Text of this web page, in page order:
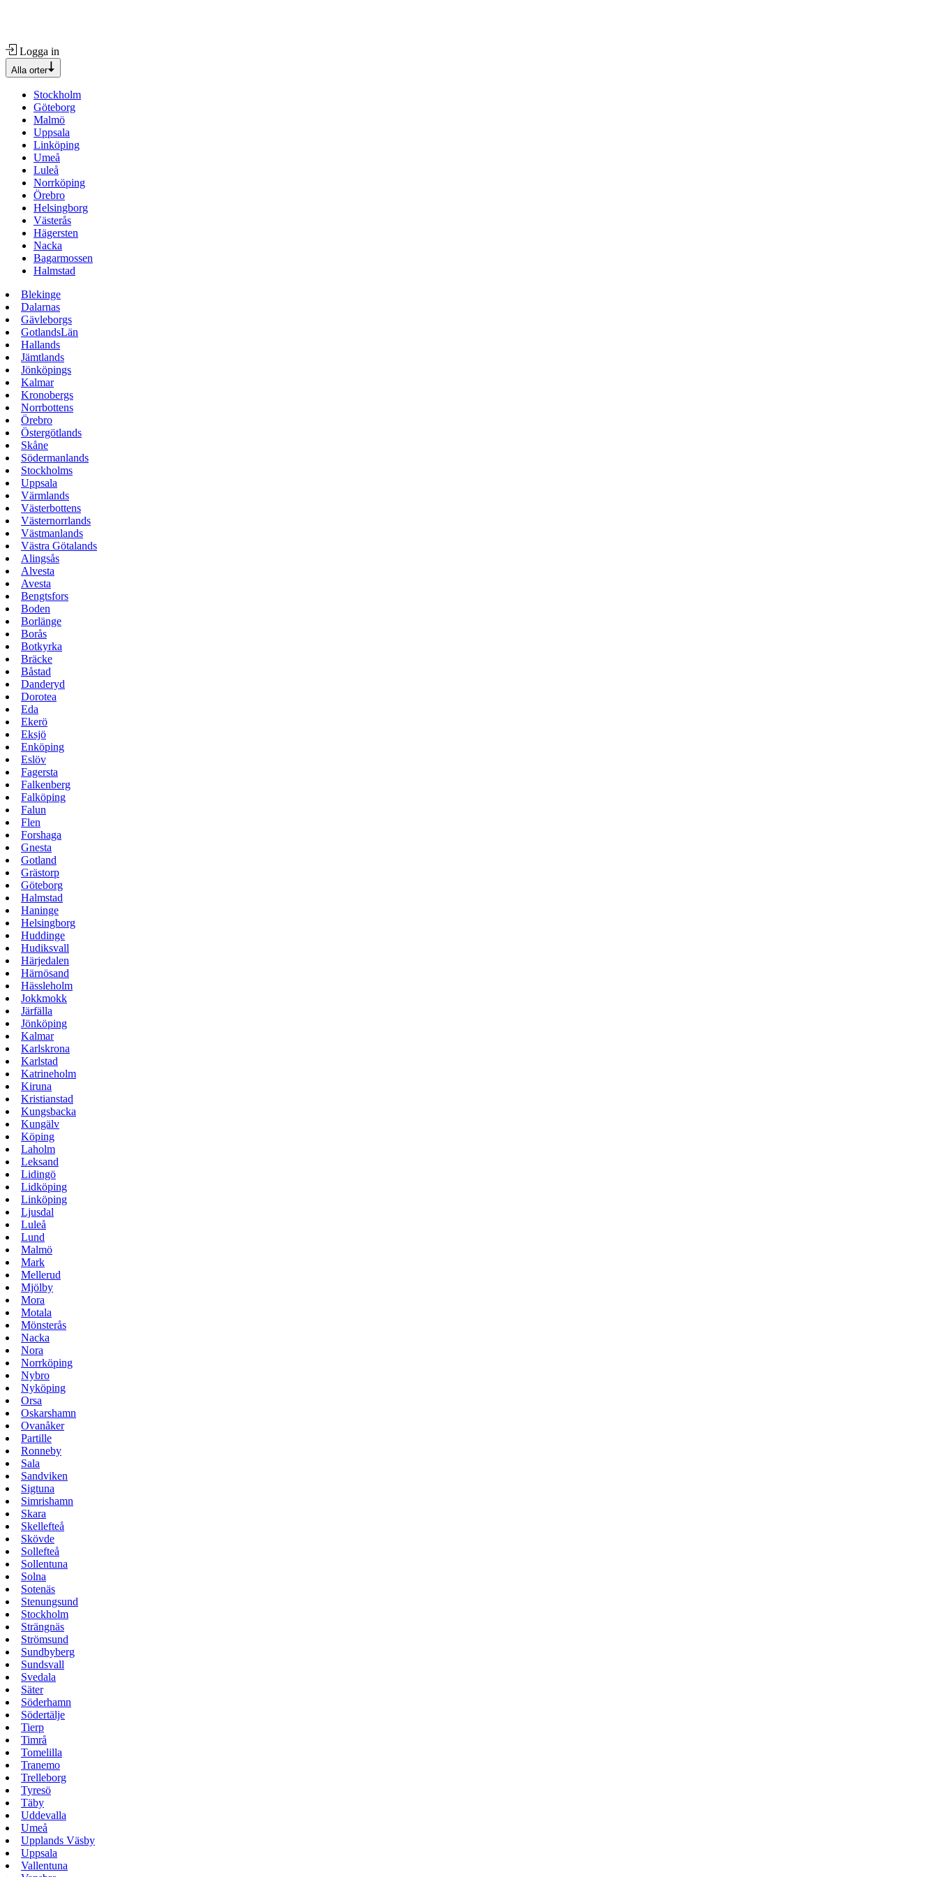
Logga in
Alla orter
Stockholm
Göteborg
Malmö
Uppsala
Linköping
Umeå
Luleå
Norrköping
Örebro
Helsingborg
Västerås
Hägersten
Nacka
Bagarmossen
Halmstad
Blekinge
Dalarnas
Gävleborgs
GotlandsLän
Hallands
Jämtlands
Jönköpings
Kalmar
Kronobergs
Norrbottens
Örebro
Östergötlands
Skåne
Södermanlands
Stockholms
Uppsala
Värmlands
Västerbottens
Västernorrlands
Västmanlands
Västra Götalands
Alingsås
Alvesta
Avesta
Bengtsfors
Boden
Borlänge
Borås
Botkyrka
Bräcke
Båstad
Danderyd
Dorotea
Eda
Ekerö
Eksjö
Enköping
Eslöv
Fagersta
Falkenberg
Falköping
Falun
Flen
Forshaga
Gnesta
Gotland
Grästorp
Göteborg
Halmstad
Haninge
Helsingborg
Huddinge
Hudiksvall
Härjedalen
Härnösand
Hässleholm
Jokkmokk
Järfälla
Jönköping
Kalmar
Karlskrona
Karlstad
Katrineholm
Kiruna
Kristianstad
Kungsbacka
Kungälv
Köping
Laholm
Leksand
Lidingö
Lidköping
Linköping
Ljusdal
Luleå
Lund
Malmö
Mark
Mellerud
Mjölby
Mora
Motala
Mönsterås
Nacka
Nora
Norrköping
Nybro
Nyköping
Orsa
Oskarshamn
Ovanåker
Partille
Ronneby
Sala
Sandviken
Sigtuna
Simrishamn
Skara
Skellefteå
Skövde
Sollefteå
Sollentuna
Solna
Sotenäs
Stenungsund
Stockholm
Strängnäs
Strömsund
Sundbyberg
Sundsvall
Svedala
Säter
Söderhamn
Södertälje
Tierp
Timrå
Tomelilla
Tranemo
Trelleborg
Tyresö
Täby
Uddevalla
Umeå
Upplands Väsby
Uppsala
Vallentuna